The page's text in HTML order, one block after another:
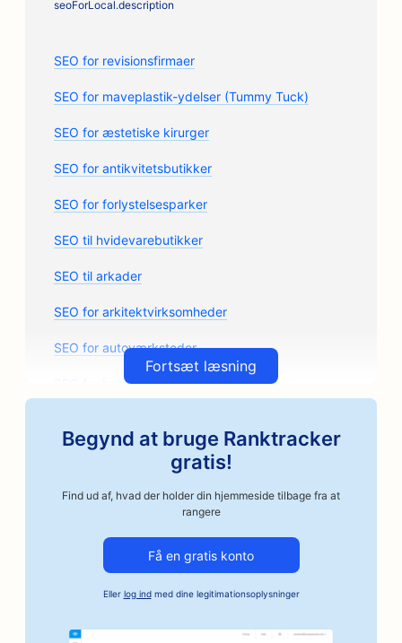
seoForLocal.description
SEO for revisionsfirmaer
SEO for maveplastik-ydelser (Tummy Tuck)
SEO for æstetiske kirurger
SEO for antikvitetsbutikker
SEO for forlystelsesparker
SEO til hvidevarebutikker
SEO til arkader
SEO for arkitektvirksomheder
SEO for autoværksteder
SEO for butikker med bildele
SEO for autoværksteder
SEO for håndværksmæssige kafferisterier
SEO for bilvirksomheder
SEO for bagerier
SEO for barbershops
Fortsæt læsning
Begynd at bruge Ranktracker
gratis!
Find ud af, hvad der holder din hjemmeside tilbage fra at
rangere
Få en gratis konto
Eller log indmed dine legitimationsoplysninger